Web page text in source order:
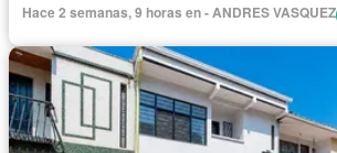
Hace 2 semanas, 9 horas en - ANDRES VASQUEZ